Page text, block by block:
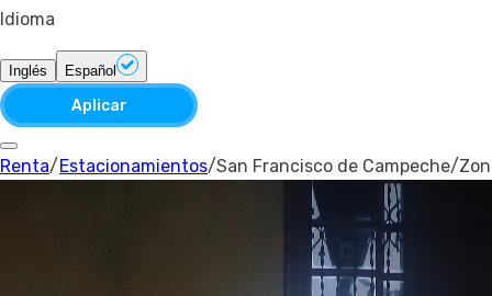
Idioma
Inglés Español
Aplicar
Renta/Estacionamientos/San Francisco de Campeche/